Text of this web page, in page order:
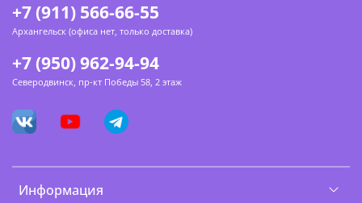
Информация
+7 (911) 566-66-55
Архангельск (офиса нет, только доставка)
+7 (950) 962-94-94
Северодвинск, пр-кт Победы 58, 2 этаж